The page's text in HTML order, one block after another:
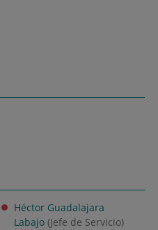
Héctor Guadalajara
Labajo(Jefe de Servicio)